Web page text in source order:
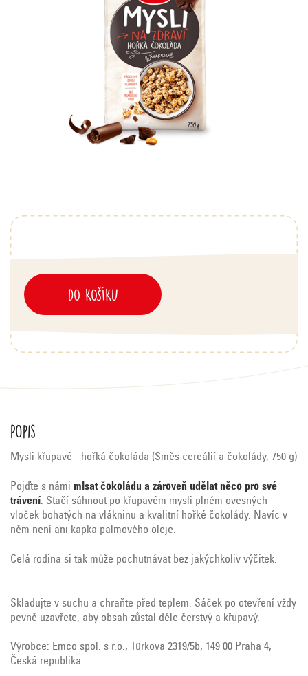
DO KOŠÍKU
Popis
Mysli křupavé - hořká čokoláda (Směs cereálií a čokolády, 750 g)
Pojďte s námi mlsat čokoládu a zároveň udělat něco pro své
trávení. Stačí sáhnout po křupavém mysli plném ovesných
vloček bohatých na vlákninu a kvalitní hořké čokolády. Navíc v
něm není ani kapka palmového oleje.
Celá rodina si tak může pochutnávat bez jakýchkoliv výčitek.
Skladujte v suchu a chraňte před teplem. Sáček po otevření vždy
pevně uzavřete, aby obsah zůstal déle čerstvý a křupavý.
Výrobce: Emco spol. s r.o., Türkova 2319/5b, 149 00 Praha 4,
Česká republika